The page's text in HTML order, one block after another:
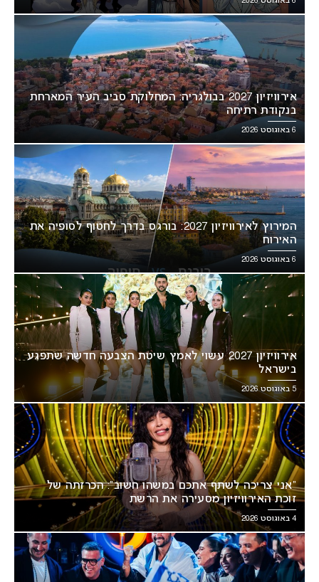
אירוויזיון 2027 בבולגריה: המחלוקת סביב העיר המארחת
בנקודת רתיחה
6 באוגוסט 2026
המירוץ לאירוויזיון 2027: בורגס בדרך לחטוף לסופיה את
האירוח
6 באוגוסט 2026
אירוויזיון 2027 עשוי לאמץ שיטת הצבעה חדשה שתפגע
בישראל
5 באוגוסט 2026
“אני צריכה לשתף אתכם במשהו חשוב”: הכרזתה של
זוכת האירוויזיון מסעירה את הרשת
4 באוגוסט 2026